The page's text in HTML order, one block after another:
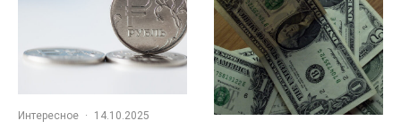
Интересное · 14.10.2025